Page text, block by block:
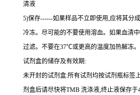
清液
5)保存------如果样品不立即使用,应将其分
冷冻。尽可能的不要使用溶血。如果血清
过滤。不要在37℃或更高的温度加热解冻。
试剂盒的储存及有效期:
未开封的试剂盒:所有试剂均按试剂瓶标签
剂盒后请尽快将TMB 洗涤液,终止液保存于